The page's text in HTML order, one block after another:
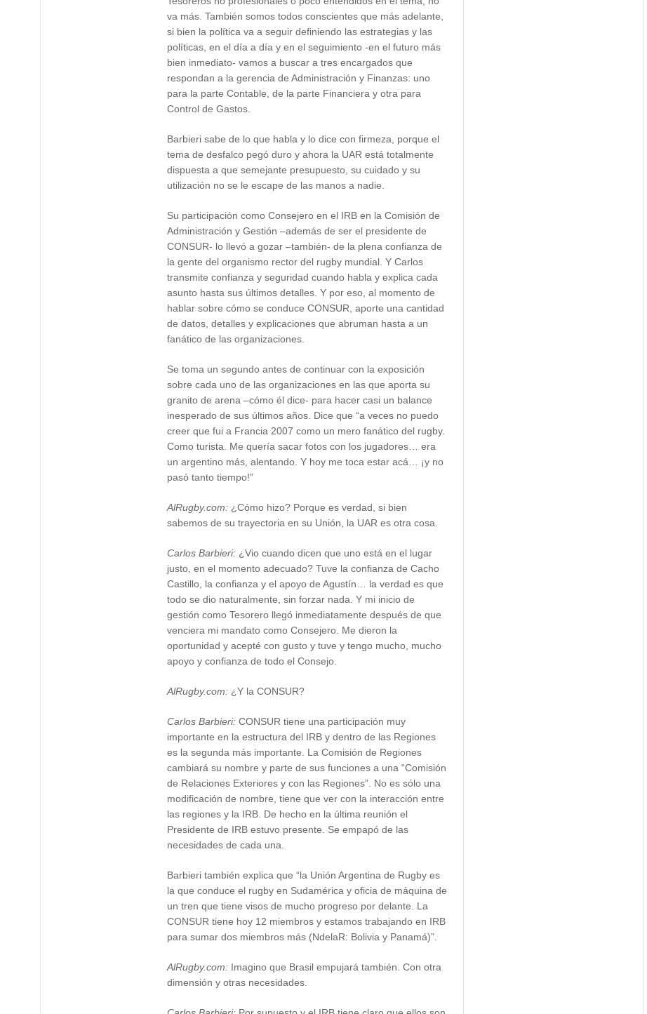
va más. También somos todos conscientes que más adelante,
si bien la política va a seguir definiendo las estrategias y las
políticas, en el día a día y en el seguimiento -en el futuro más
bien inmediato- vamos a buscar a tres encargados que
respondan a la gerencia de Administración y Finanzas: uno
para la parte Contable, de la parte Financiera y otra para
Control de Gastos.
Barbieri sabe de lo que habla y lo dice con firmeza, porque el
tema de desfalco pegó duro y ahora la UAR está totalmente
dispuesta a que semejante presupuesto, su cuidado y su
utilización no se le escape de las manos a nadie.
Su participación como Consejero en el IRB en la Comisión de
Administración y Gestión –además de ser el presidente de
CONSUR- lo llevó a gozar –también- de la plena confianza de
la gente del organismo rector del rugby mundial. Y Carlos
transmite confianza y seguridad cuando habla y explica cada
asunto hasta sus últimos detalles. Y por eso, al momento de
hablar sobre cómo se conduce CONSUR, aporte una cantidad
de datos, detalles y explicaciones que abruman hasta a un
fanático de las organizaciones.
Se toma un segundo antes de continuar con la exposición
sobre cada uno de las organizaciones en las que aporta su
granito de arena –cómo él dice- para hacer casi un balance
inesperado de sus últimos años. Dice que “a veces no puedo
creer que fui a Francia 2007 como un mero fanático del rugby.
Como turista. Me quería sacar fotos con los jugadores… era
un argentino más, alentando. Y hoy me toca estar acá… ¡y no
pasó tanto tiempo!”
AlRugby.com: ¿Cómo hizo? Porque es verdad, si bien
sabemos de su trayectoria en su Unión, la UAR es otra cosa.
Carlos Barbieri: ¿Vio cuando dicen que uno está en el lugar
justo, en el momento adecuado? Tuve la confianza de Cacho
Castillo, la confianza y el apoyo de Agustín… la verdad es que
todo se dio naturalmente, sin forzar nada. Y mi inicio de
gestión como Tesorero llegó inmediatamente después de que
venciera mi mandato como Consejero. Me dieron la
oportunidad y acepté con gusto y tuve y tengo mucho, mucho
apoyo y confianza de todo el Consejo.
AlRugby.com: ¿Y la CONSUR?
Carlos Barbieri: CONSUR tiene una participación muy
importante en la estructura del IRB y dentro de las Regiones
es la segunda más importante. La Comisión de Regiones
cambiará su nombre y parte de sus funciones a una “Comisión
de Relaciones Exteriores y con las Regiones”. No es sólo una
modificación de nombre, tiene que ver con la interacción entre
las regiones y la IRB. De hecho en la última reunión el
Presidente de IRB estuvo presente. Se empapó de las
necesidades de cada una.
Barbieri también explica que “la Unión Argentina de Rugby es
la que conduce el rugby en Sudamérica y oficia de máquina de
un tren que tiene visos de mucho progreso por delante. La
CONSUR tiene hoy 12 miembros y estamos trabajando en IRB
para sumar dos miembros más (NdelaR: Bolivia y Panamá)”.
AlRugby.com: Imagino que Brasil empujará también. Con otra
dimensión y otras necesidades.